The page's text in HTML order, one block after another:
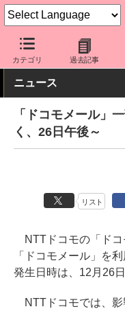
カテゴリ 過去記事
ケータイ Watch キャリア
ニュース
「ドコモメール」
く、26日午後～
リスト
NTTドコモの「ドコ
「ドコモメール」を
発生日時は、12月26
NTTドコモでは、影